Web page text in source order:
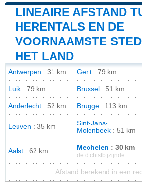
LINEAIRE AFSTAND
HERENTALS EN DE
VOORNAAMSTE
HET LAND
Antwerpen : 31 km Gent : 79 km
Luik : 79 km Brussel : 51 km
Anderlecht : 52 km Brugge : 113 km
Leuven : 35 km
Sint-Jans-
Molenbeek : 51 km
Aalst : 62 km Mechelen : 30 km
de dichtstbijzijnde
Afstand berekend in een